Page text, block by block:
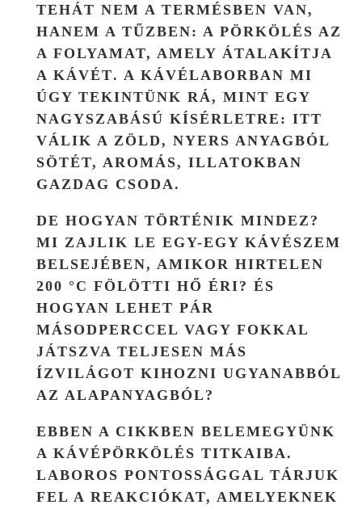
TEHÁT NEM A TERMÉSBEN VAN,
HANEM A TŰZBEN: A PÖRKÖLÉS AZ
A FOLYAMAT, AMELY ÁTALAKÍTJA
A KÁVÉT. A KÁVÉLABORBAN MI
ÚGY TEKINTÜNK RÁ, MINT EGY
NAGYSZABÁSÚ KÍSÉRLETRE: ITT
VÁLIK A ZÖLD, NYERS ANYAGBÓL
SÖTÉT, AROMÁS, ILLATOKBAN
GAZDAG CSODA.
DE HOGYAN TÖRTÉNIK MINDEZ?
MI ZAJLIK LE EGY-EGY KÁVÉSZEM
BELSEJÉBEN, AMIKOR HIRTELEN
200 °C FÖLÖTTI HŐ ÉRI? ÉS
HOGYAN LEHET PÁR
MÁSODPERCCEL VAGY FOKKAL
JÁTSZVA TELJESEN MÁS
ÍZVILÁGOT KIHOZNI UGYANABBÓL
AZ ALAPANYAGBÓL?
EBBEN A CIKKBEN BELEMEGYÜNK
A KÁVÉPÖRKÖLÉS TITKAIBA.
LABOROS PONTOSSÁGGAL TÁRJUK
FEL A REAKCIÓKAT, AMELYEKNEK